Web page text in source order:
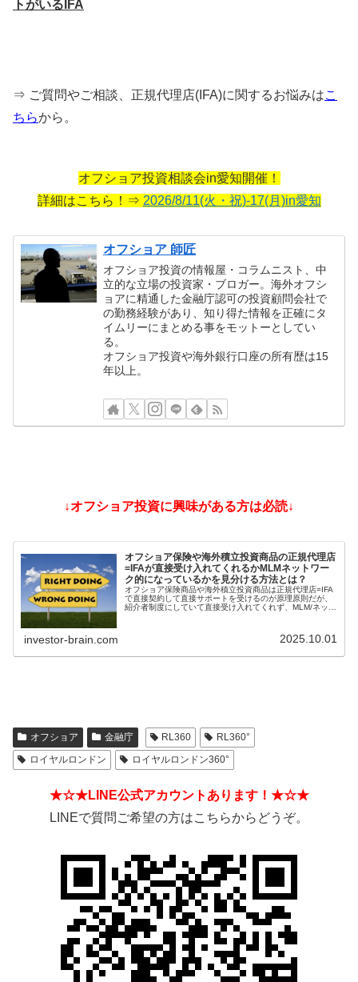
トがいるIFA
⇒ ご質問やご相談、正規代理店(IFA)に関するお悩みはこ
ちらから。
オフショア投資相談会in愛知開催！
詳細はこちら！⇒ 2026/8/11(火・祝)-17(月)in愛知
オフショア 師匠
オフショア投資の情報屋・コラムニスト、中
立的な立場の投資家・ブロガー。海外オフシ
ョアに精通した金融庁認可の投資顧問会社で
の勤務経験があり、知り得た情報を正確にタ
イムリーにまとめる事をモットーとしてい
る。
オフショア投資や海外銀行口座の所有歴は15
年以上。
↓オフショア投資に興味がある方は必読↓
オフショア保険や海外積立投資商品の正規代理店
=IFAが直接受け入れてくれるかMLMネットワー
ク的になっているかを見分ける方法とは？
オフショア保険商品や海外積立投資商品は正規代理店=IFA
で直接契約して直接サポートを受けるのが原理原則だが、
紹介者制度にしていて直接受け入れてくれず、MLM/ネット
investor-brain.com 2025.10.01
オフショア 金融庁 RL360
RL360°
ロイヤルロンドン
ロイヤルロンドン360°
★☆★LINE公式アカウントあります！★☆★
LINEで質問ご希望の方はこちらからどうぞ。